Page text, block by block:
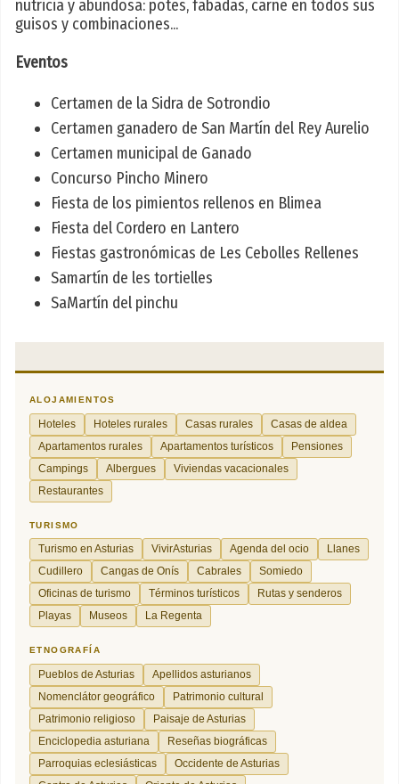
nutricia y abundosa: potes, fabadas, carne en todos sus
guisos y combinaciones...
Eventos
Certamen de la Sidra de Sotrondio
Certamen ganadero de San Martín del Rey Aurelio
Certamen municipal de Ganado
Concurso Pincho Minero
Fiesta de los pimientos rellenos en Blimea
Fiesta del Cordero en Lantero
Fiestas gastronómicas de Les Cebolles Rellenes
Samartín de les tortielles
SaMartín del pinchu